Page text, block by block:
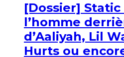
[Dossier] Static
l’homme
d’Aaliyah, Lil
Hurts ou